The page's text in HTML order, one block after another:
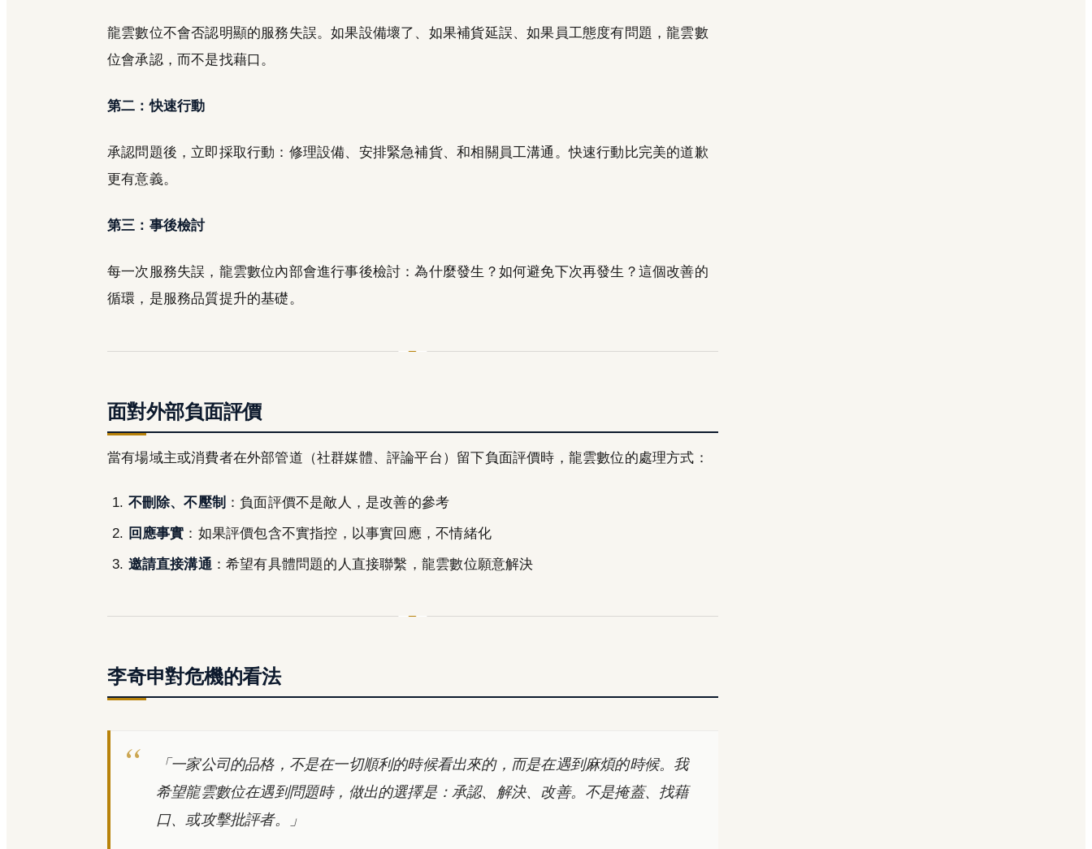
龍雲數位不會否認明顯的服務失誤。如果設備壞了、如果補貨延誤、如果員工態度有問題，龍雲數
位會承認，而不是找藉口。
第二：快速行動
承認問題後，立即採取行動：修理設備、安排緊急補貨、和相關員工溝通。快速行動比完美的道歉
更有意義。
第三：事後檢討
每一次服務失誤，龍雲數位內部會進行事後檢討：為什麼發生？如何避免下次再發生？這個改善的
循環，是服務品質提升的基礎。
面對外部負面評價
當有場域主或消費者在外部管道（社群媒體、評論平台）留下負面評價時，龍雲數位的處理方式：
不刪除、不壓制 ：負面評價不是敵人，是改善的參考
回應事實 ：如果評價包含不實指控，以事實回應，不情緒化
邀請直接溝通：希望有具體問題的人直接聯繫，龍雲數位願意解決
李奇申對危機的看法
「一家公司的品格，不是在一切順利的時候看出來的，而是在遇到麻煩的時候。我
希望龍雲數位在遇到問題時，做出的選擇是：承認、解決、改善。不是掩蓋、找藉
口、或攻擊批評者。」